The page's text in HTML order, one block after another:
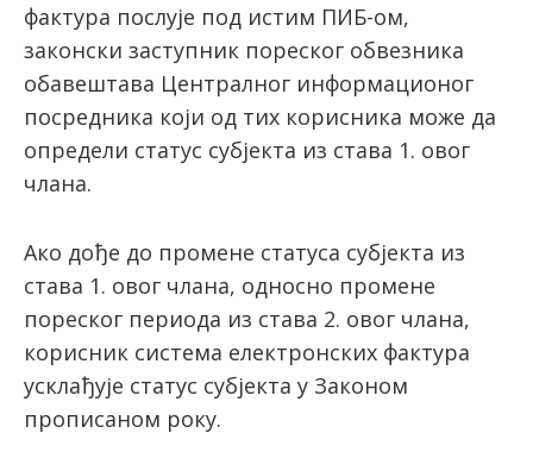
фактура послује под истим ПИБ-ом,
законски заступник пореског обвезника
обавештава Централног информационог
посредника који од тих корисника може да
определи статус субјекта из става 1. овог
члана.
Ако дође до промене статуса субјекта из
става 1. овог члана, односно промене
пореског периода из става 2. овог члана,
корисник система електронских фактура
усклађује статус субјекта у Законом
прописаном року.